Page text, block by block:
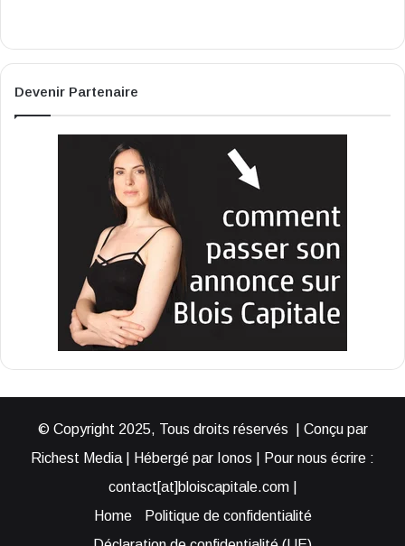
Devenir Partenaire
© Copyright 2025, Tous droits réservés | Conçu par
Richest Media | Hébergé par Ionos | Pour nous écrire :
contact[at]bloiscapitale.com |
Home
Politique de confidentialité